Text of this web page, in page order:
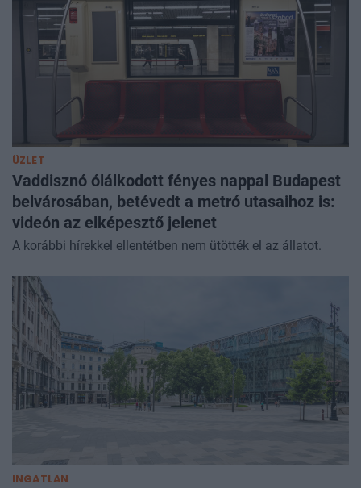
ÜZLET
Vaddisznó ólálkodott fényes nappal Budapest
belvárosában, betévedt a metró utasaihoz is:
videón az elképesztő jelenet
A korábbi hírekkel ellentétben nem ütötték el az állatot.
INGATLAN